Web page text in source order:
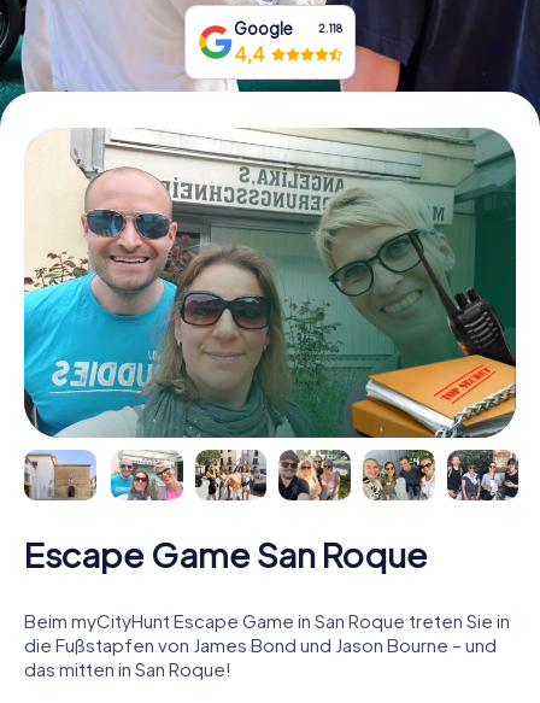
Google 2.118
4,4
Escape Game San Roque
Beim myCityHunt Escape Game in San Roque treten Sie in
die Fußstapfen von James Bond und Jason Bourne – und
das mitten in San Roque!